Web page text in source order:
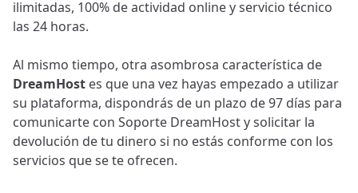
ilimitadas, 100% de actividad online y servicio técnico
las 24 horas.
Al mismo tiempo, otra asombrosa característica de
DreamHost es que una vez hayas empezado a utilizar
su plataforma, dispondrás de un plazo de 97 días para
comunicarte con Soporte DreamHost y solicitar la
devolución de tu dinero si no estás conforme con los
servicios que se te ofrecen.